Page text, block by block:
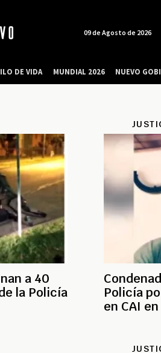
a 40
la Policía
Policía
en CAI
09 de Agosto de 2026
DE VIDA MUNDIAL 2026 NUEVO